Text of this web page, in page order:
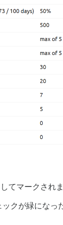
てマークされま
クが緑になっ